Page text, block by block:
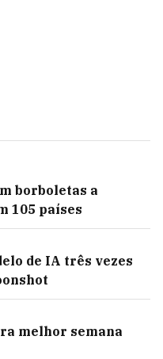
borboletas a
105 países
de IA três vezes
melhor semana